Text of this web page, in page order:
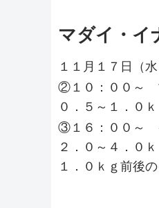
マダイ・イ
１１月１７日（水
②１０：００～
０．５～１．０
③１６：００～
２．０～４．０
１．０ｋｇ前後